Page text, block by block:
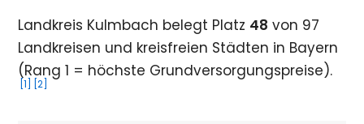
Landkreis Kulmbach belegt Platz 48 von 97
Landkreisen und kreisfreien Städten in Bayern
(Rang 1 = höchste Grundversorgungspreise).
[1] [2]